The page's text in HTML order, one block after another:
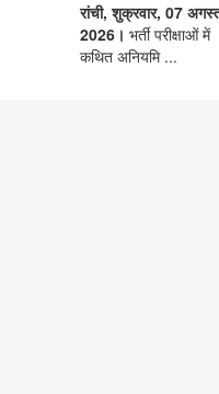
रांची, शुक्रवार, 07
2026। भर्ती परीक्षाओं में
कथित अनियमि ...